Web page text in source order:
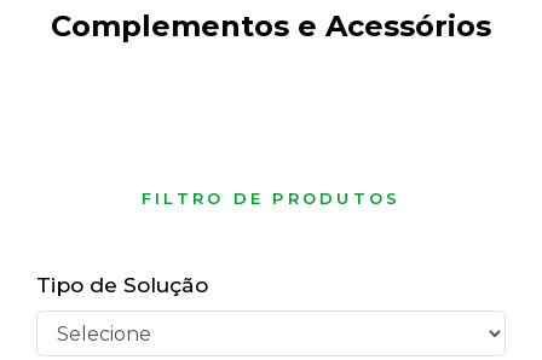
Complementos e Acessórios
FILTRO DE PRODUTOS
Tipo de Solução